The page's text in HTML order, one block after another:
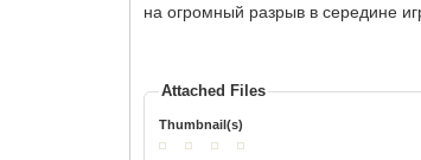
на огромный разрыв в середине
Attached Files
Thumbnail(s)